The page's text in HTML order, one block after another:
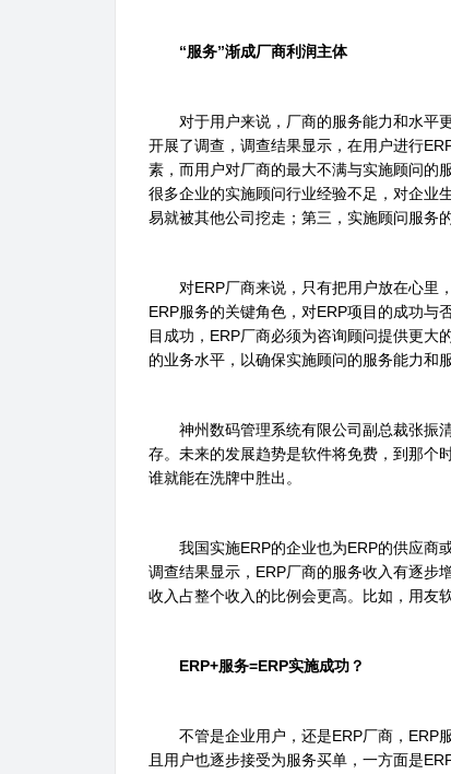
“服务”渐成厂商利润主体
对于用户来说，厂商的服务能力和水平更
开展了调查，调查结果显示，在用户进行
素，而用户对厂商的最大不满与实施顾问的
很多企业的实施顾问行业经验不足，对企业
易就被其他公司挖走；第三，实施顾问服务
对ERP厂商来说，只有把用户放在心里，
ERP服务的关键角色，对ERP项目的成功与
目成功，ERP厂商必须为咨询顾问提供更大
的业务水平，以确保实施顾问的服务能力和
神州数码管理系统有限公司副总裁张振清
存。未来的发展趋势是软件将免费，到那个
谁就能在洗牌中胜出。
我国实施ERP的企业也为ERP的供应商或
调查结果显示，ERP厂商的服务收入有逐步
收入占整个收入的比例会更高。比如，用友
ERP+服务=ERP实施成功？
不管是企业用户，还是ERP厂商，ERP服
且用户也逐步接受为服务买单，一方面是